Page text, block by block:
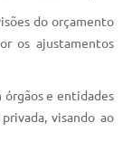
do orçamento
os ajustamentos
órgãos e entidades
visando ao